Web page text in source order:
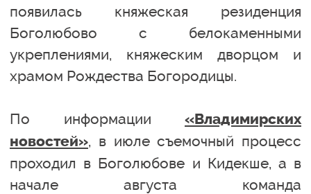
появилась княжеская резиденция
Боголюбово с белокаменными
укреплениями, княжеским дворцом и
храмом Рождества Богородицы.
По информации «Владимирских
новостей», в июле съемочный процесс
проходил в Боголюбове и Кидекше, а в
начале августа команда